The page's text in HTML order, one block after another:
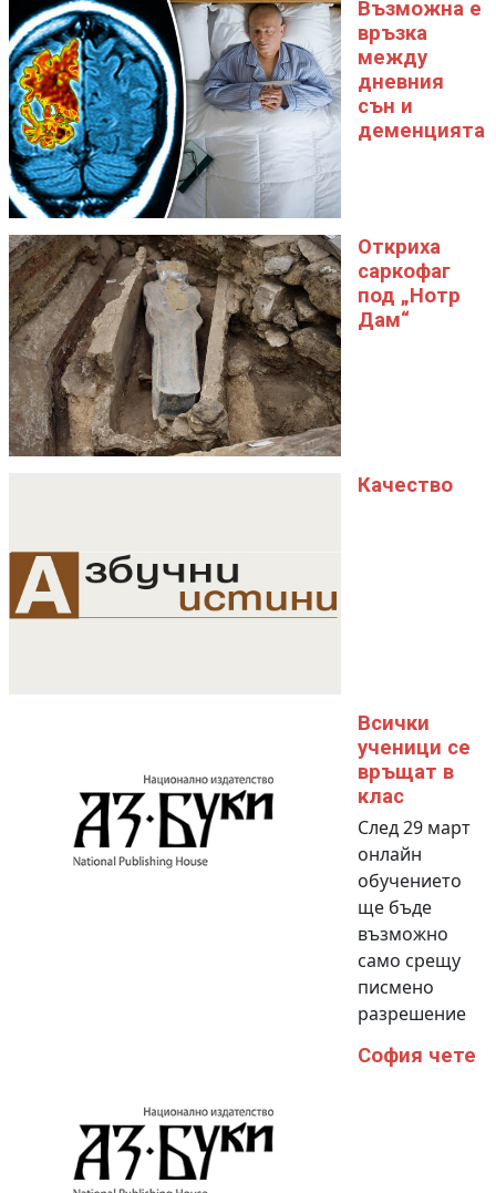
Възможна е
връзка
между
дневния
сън и
деменцията
Откриха
саркофаг
под „Нотр
Дам“
Качество
Всички
ученици се
връщат в
клас
След 29 март
онлайн
обучението
ще бъде
възможно
само срещу
писмено
разрешение
София чете